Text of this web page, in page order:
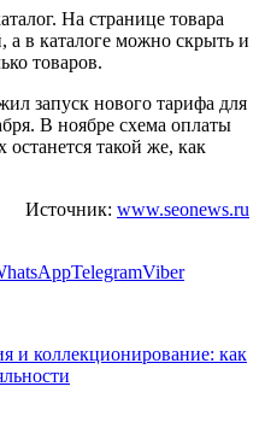
На странице товара
а в каталоге можно скрыть и
товаров.
запуск нового тарифа для
В ноябре схема оплаты
такой же, как
Источник: www.seonews.ru
TelegramViber
и коллекционирование: как